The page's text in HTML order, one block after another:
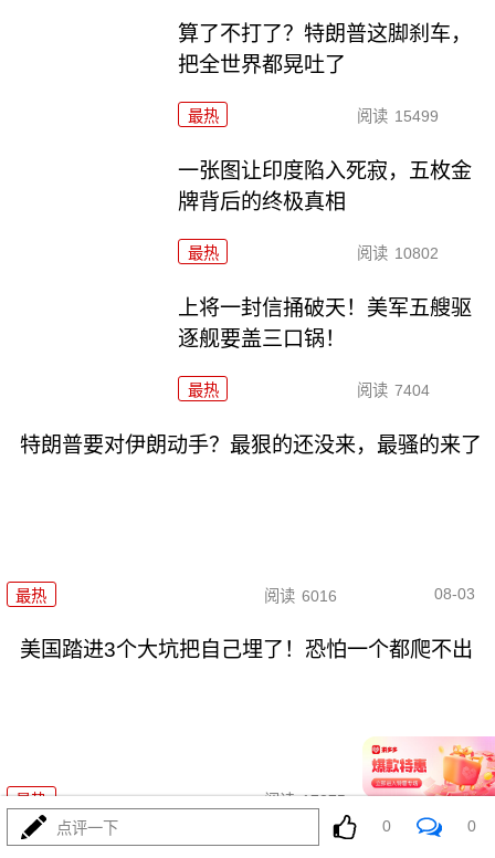
算了不打了？特朗普这脚刹车，
把全世界都晃吐了
最热 阅读 15499
一张图让印度陷入死寂，五枚金
牌背后的终极真相
最热 阅读 10802
上将一封信捅破天！美军五艘驱
逐舰要盖三口锅！
最热 阅读 7404
特朗普要对伊朗动手？最狠的还没来，最骚的来了
最热 阅读 6016 08-03
美国踏进3个大坑把自己埋了！恐怕一个都爬不出
最热 阅读 17375 08-03
点评一下 0 0